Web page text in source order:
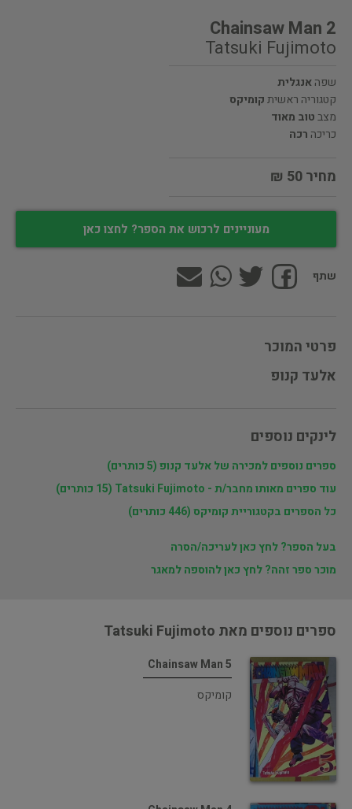
Chainsaw Man 2
Tatsuki Fujimoto
שפהאנגלית
קטגוריה ראשיתקומיקס
מצבטוב מאוד
כריכה רכה
מחיר 50 ₪
מעוניינים לרכוש את הספר? לחצו כאן
שתף
פרטי המוכר
אלעד קנופ
לינקים נוספים
ספרים נוספים למכירה של אלעד קנופ (5 כותרים)
עוד ספרים מאותו מחבר/ת - Tatsuki Fujimoto (15 כותרים)
כל הספרים בקטגוריית קומיקס (446 כותרים)
בעל הספר? לחץ כאן לעריכה/הסרה
מוכר ספר זהה? לחץ כאן להוספה למאגר
ספרים נוספים מאת Tatsuki Fujimoto
Chainsaw Man 5
קומיקס